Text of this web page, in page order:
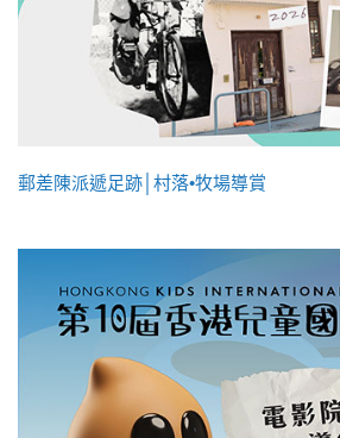
郵差陳派遞足跡│村落•牧場導賞